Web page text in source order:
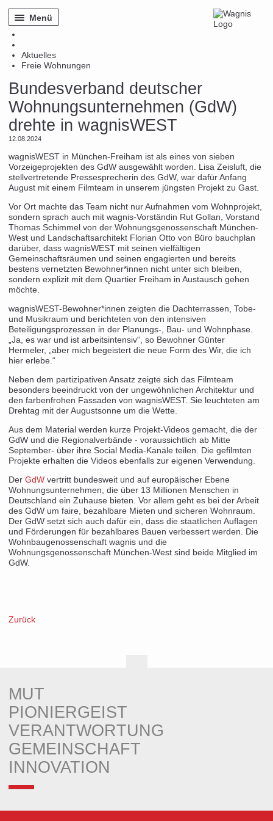
Menü
Aktuelles
Veranstaltungen
Infoveranstaltungen
Führungen
Programm
Neubauprojekte
Genossenschaft
Genossenschaftsprinzip
Struktur
Finanzierung
Freiwillige Anteile
Mitgliedschaft
Auszeichnungen
Projekte
Wohnungsvergabe
Realisierte Projekte
wagnis1
wagnis2
wagnis3
wagnis4
wagnisART
wagnisPARK
wagnisRIO | RIOriem
wagnisWEST | Freiham
wagnisSHARE | Augsburg
Neubauprojekte
wagnisSHARE | Augsburg
wagnisFREISAM | Freising
Perspektiven
Service
Beratung | Öffnungszeiten
Partner
Öffentlichkeitsarbeit
Satzung
Aktuelles
Freie Wohnungen
Bundesverband deutscher
Wohnungsunternehmen (GdW)
drehte in wagnisWEST
12.08.2024
wagnisWEST in München-Freiham ist als eines von sieben
Vorzeigeprojekten des GdW ausgewählt worden. Lisa Zeisluft, die
stellvertretende Pressesprecherin des GdW, war dafür Anfang
August mit einem Filmteam in unserem jüngsten Projekt zu Gast.
Vor Ort machte das Team nicht nur Aufnahmen vom Wohnprojekt,
sondern sprach auch mit wagnis-Vorständin Rut Gollan, Vorstand
Thomas Schimmel von der Wohnungsgenossenschaft München-
West und Landschaftsarchitekt Florian Otto von Büro bauchplan
darüber, dass wagnisWEST mit seinen vielfältigen
Gemeinschaftsräumen und seinen engagierten und bereits
bestens vernetzten Bewohner*innen nicht unter sich bleiben,
sondern explizit mit dem Quartier Freiham in Austausch gehen
möchte.
wagnisWEST-Bewohner*innen zeigten die Dachterrassen, Tobe-
und Musikraum und berichteten von den intensiven
Beteiligungsprozessen in der Planungs-, Bau- und Wohnphase.
„Ja, es war und ist arbeitsintensiv“, so Bewohner Günter
Hermeler, „aber mich begeistert die neue Form des Wir, die ich
hier erlebe.“
Neben dem partizipativen Ansatz zeigte sich das Filmteam
besonders beeindruckt von der ungewöhnlichen Architektur und
den farbenfrohen Fassaden von wagnisWEST. Sie leuchteten am
Drehtag mit der Augustsonne um die Wette.
Aus dem Material werden kurze Projekt-Videos gemacht, die der
GdW und die Regionalverbände - voraussichtlich ab Mitte
September- über ihre Social Media-Kanäle teilen. Die gefilmten
Projekte erhalten die Videos ebenfalls zur eigenen Verwendung.
Der GdW vertritt bundesweit und auf europäischer Ebene
Wohnungsunternehmen, die über 13 Millionen Menschen in
Deutschland ein Zuhause bieten. Vor allem geht es bei der Arbeit
des GdW um faire, bezahlbare Mieten und sicheren Wohnraum.
Der GdW setzt sich auch dafür ein, dass die staatlichen Auflagen
und Förderungen für bezahlbares Bauen verbessert werden. Die
Wohnbaugenossenschaft wagnis und die
Wohnungsgenossenschaft München-West sind beide Mitglied im
GdW.
Zurück
MUT
PIONIERGEIST
VERANTWORTUNG
GEMEINSCHAFT
INNOVATION